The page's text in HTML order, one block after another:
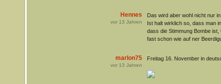
Hennes
vor 13 Jahren
Das wird aber wohl nicht nur
Ist halt wirklich so, dass man
dass die Stimmung Bombe
fast schon wie auf ner
marlon75
vor 13 Jahren
Freitag 16. November in